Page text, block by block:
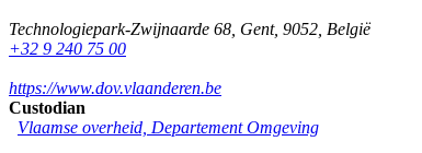
Technologiepark-Zwijnaarde 68 Gent, 9052 België
+32 9 240 75 00
https://www.dov.vlaanderen.be
Custodian
Vlaamse overheid, Departement Omgeving